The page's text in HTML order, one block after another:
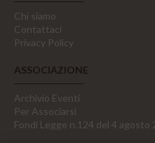
Chi siamo
Contattaci
Privacy Policy
ASSOCIAZIONE
Archivio Eventi
Per Associarsi
Fondi Legge n.124 del 4 agosto